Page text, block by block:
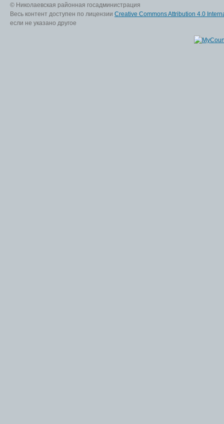
© Николаевская районная госадминистрация
Весь контент доступен по лицензии Creative Commons Attribution 4.0
если не указано другое